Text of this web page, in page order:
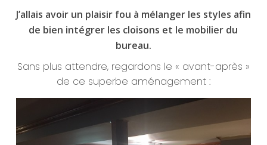
J’allais avoir un plaisir fou à mélanger les styles afin
de bien intégrer les cloisons et le mobilier du
bureau.
Sans plus attendre, regardons le « avant-après »
de ce superbe aménagement :